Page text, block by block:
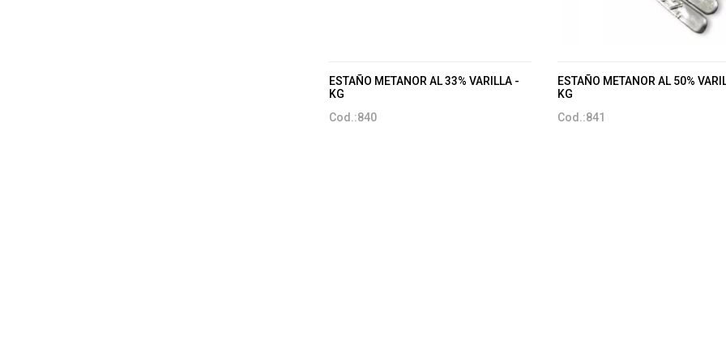
ESTAÑO METANOR AL 33% VARILLA -
KG
Cod.:840
ESTAÑO METANOR AL 50%
KG
Cod.:841